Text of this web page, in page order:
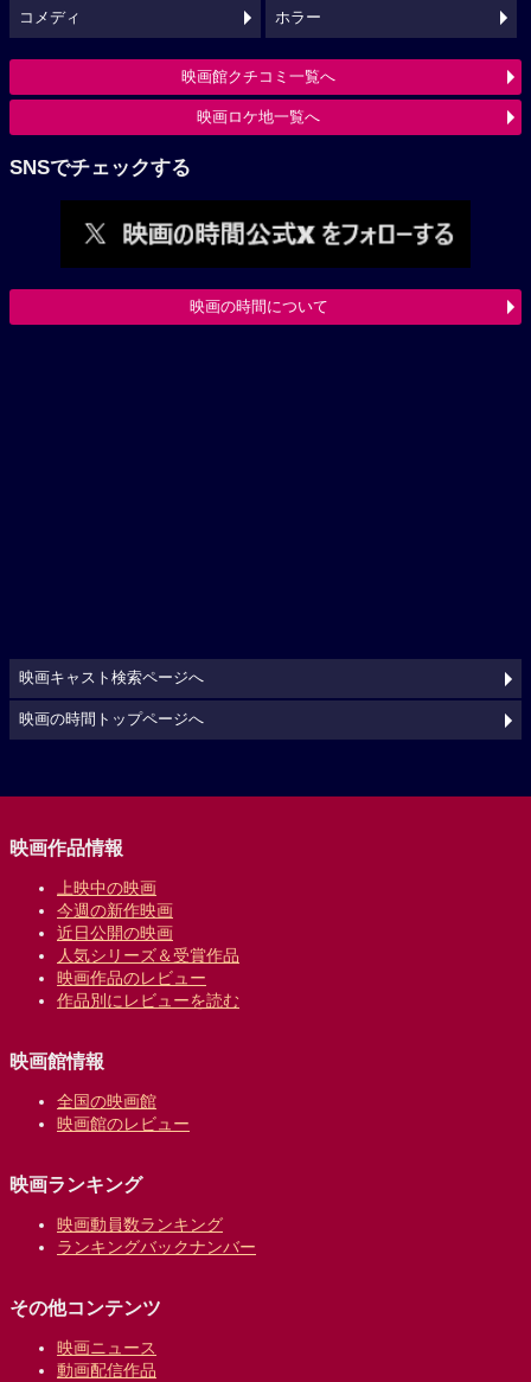
コメディ ホラー
映画館クチコミ一覧へ
映画ロケ地一覧へ
SNSでチェックする
映画の時間について
映画キャスト検索ページへ
映画の時間トップページへ
映画作品情報
上映中の映画
今週の新作映画
近日公開の映画
人気シリーズ＆受賞作品
映画作品のレビュー
作品別にレビューを読む
映画館情報
全国の映画館
映画館のレビュー
映画ランキング
映画動員数ランキング
ランキングバックナンバー
その他コンテンツ
映画ニュース
動画配信作品